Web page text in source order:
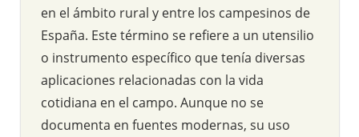
en el ámbito rural y entre los campesinos de
España. Este término se refiere a un utensilio
o instrumento específico que tenía diversas
aplicaciones relacionadas con la vida
cotidiana en el campo. Aunque no se
documenta en fuentes modernas, su uso